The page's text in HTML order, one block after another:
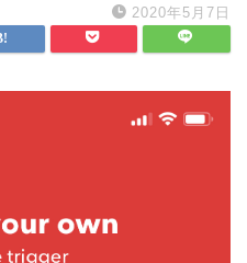
2020年5月7日